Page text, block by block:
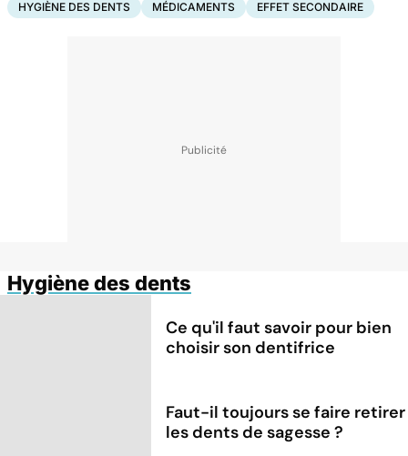
HYGIÈNE DES DENTS MÉDICAMENTS EFFET SECONDAIRE
Hygiène des dents
Ce qu'il faut savoir pour bien
choisir son dentifrice
Faut-il toujours se faire retirer
les dents de sagesse ?